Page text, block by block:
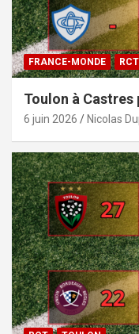
FRANCE-MONDE RCT
Toulon à
6 juin 2026 Nicolas